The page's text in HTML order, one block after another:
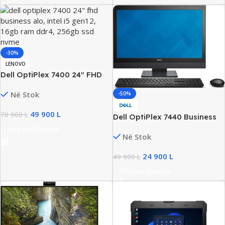
-30%
LENOVO
Dell OptiPlex 7400 24″ FHD
16GB RAM DDR4, 256GB SSD
Në Stok
70 900L 49 900 L
-50%
Dell OptiPlex 7440 Business
16GB DDR4, 256GB SSD, Intel
Në Stok
49 900L 24 900 L